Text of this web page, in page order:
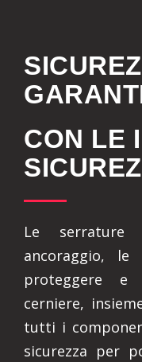
CON LE
Le
ancoraggio, le
proteggere e
cerniere,
tutti i
sicurezza per